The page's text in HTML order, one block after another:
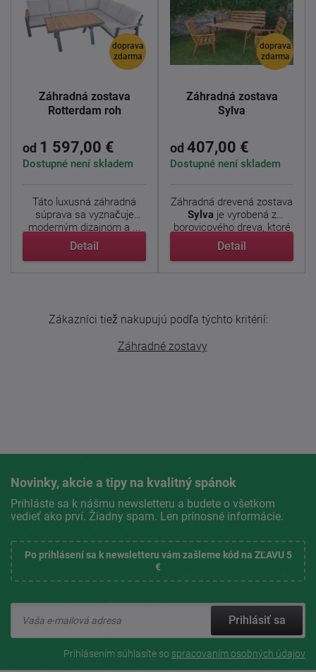
doprava
zdarma
Záhradná zostava
Rotterdam roh
od 1 597,00 €
Dostupné není skladem
Táto luxusná záhradná
súprava sa vyznačuje
moderným dizajnom a ...
Detail
doprava
zdarma
Záhradná zostava
Sylva
od 407,00 €
Dostupné není skladem
Záhradná drevená zostava
Sylvaje vyrobená z
borovicového dreva, ktoré
...
Detail
Zákazníci tiež nakupujú podľa týchto kritérií:
Záhradné zostavy
Novinky, akcie a tipy na kvalitný spánok
Prihláste sa k nášmu newsletteru a budete o všetkom
vedieť ako prví. Žiadny spam. Len prínosné informácie.
Po prihlásení sa k newsletteru vám zašleme kód na ZĽAVU 5
€
Prihlásiť sa
Prihlásením súhlasíte so spracovaním osobných údajov